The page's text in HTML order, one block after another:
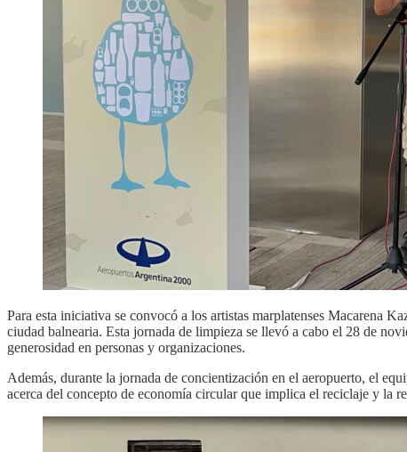
Para esta iniciativa se convocó a los artistas marplatenses Macarena
ciudad balnearia. Esta jornada de limpieza se llevó a cabo el 28 de
generosidad en personas y organizaciones.
Además, durante la jornada de concientización en el aeropuerto, el
acerca del concepto de economía circular que implica el reciclaje y la